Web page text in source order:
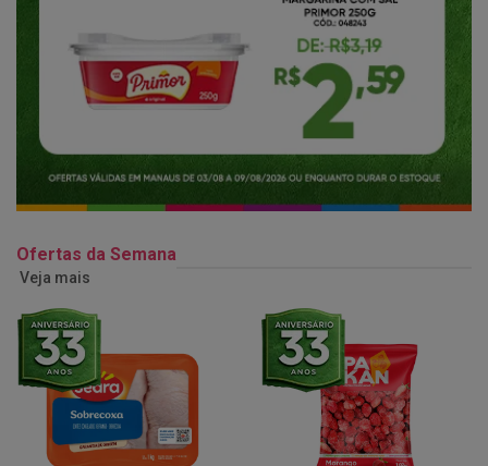
Ofertas da Semana
Veja mais